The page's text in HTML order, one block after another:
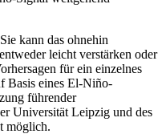
kann das ohnehin
leicht verstärken oder
für ein einzelnes
Basis eines El-Niño-
führender
Universität Leipzig und des
möglich.